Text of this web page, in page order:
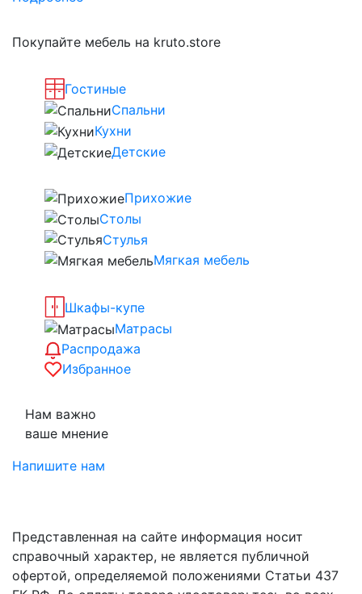
Покупайте мебель на kruto.store
Гостиные
Спальни
Кухни
Детские
Прихожие
Столы
Стулья
Мягкая мебель
Шкафы-купе
Матрасы
Распродажа
Избранное
Нам важно
ваше мнение
Напишите нам
Представленная на сайте информация носит
справочный характер, не является публичной
офертой, определяемой положениями Статьи 437